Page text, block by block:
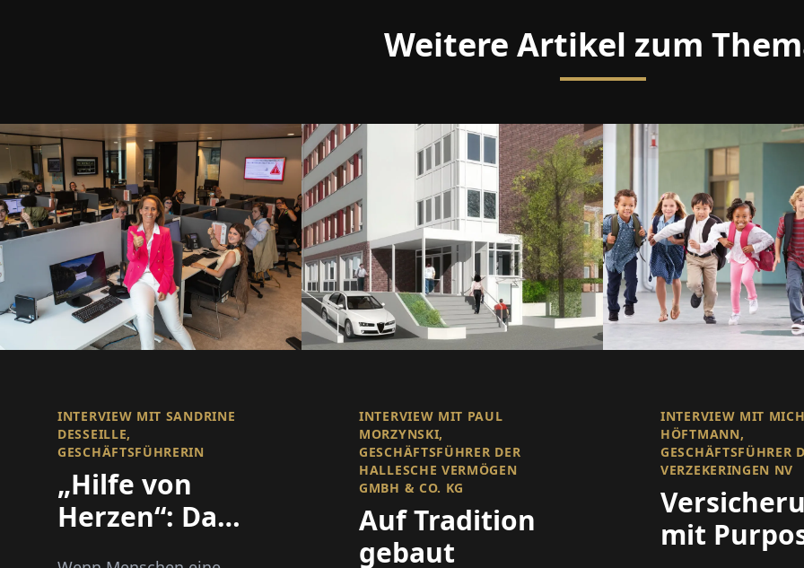
Weitere Artikel zum
INTERVIEW MIT SANDRINE
DESSEILLE,
GESCHÄFTSFÜHRERIN
„Hilfe von
Herzen“: Da
INTERVIEW MIT PAUL
MORZYNSKI,
GESCHÄFTSFÜHRER DER
HALLESCHE VERMÖGEN
GMBH & CO. KG
Auf Tradition
gebaut
INTERVIEW MIT
HÖFTMANN,
GESCHÄFTSFÜHRER
VERZEKERINGEN NV
mit